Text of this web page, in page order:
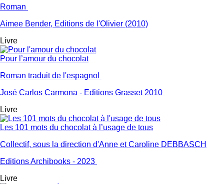
Roman
Aimee Bender, Editions de l'Olivier (2010)
Livre
Pour l’amour du chocolat
Roman traduit de l'espagnol
José Carlos Carmona - Editions Grasset 2010
Livre
Les 101 mots du chocolat à l’usage de tous
Collectif, sous la direction d'Anne et Caroline DEBBASCH
Editions Archibooks - 2023
Livre